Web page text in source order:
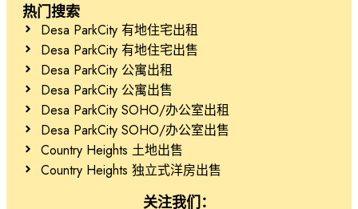
热门搜索
Desa ParkCity 有地住宅出租
Desa ParkCity 有地住宅出售
Desa ParkCity 公寓出租
Desa ParkCity 公寓出售
Desa ParkCity SOHO/办公室出租
Desa ParkCity SOHO/办公室出售
Country Heights 土地出售
Country Heights 独立式洋房出售
关注我们：